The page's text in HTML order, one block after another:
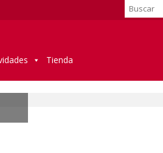
Tienda